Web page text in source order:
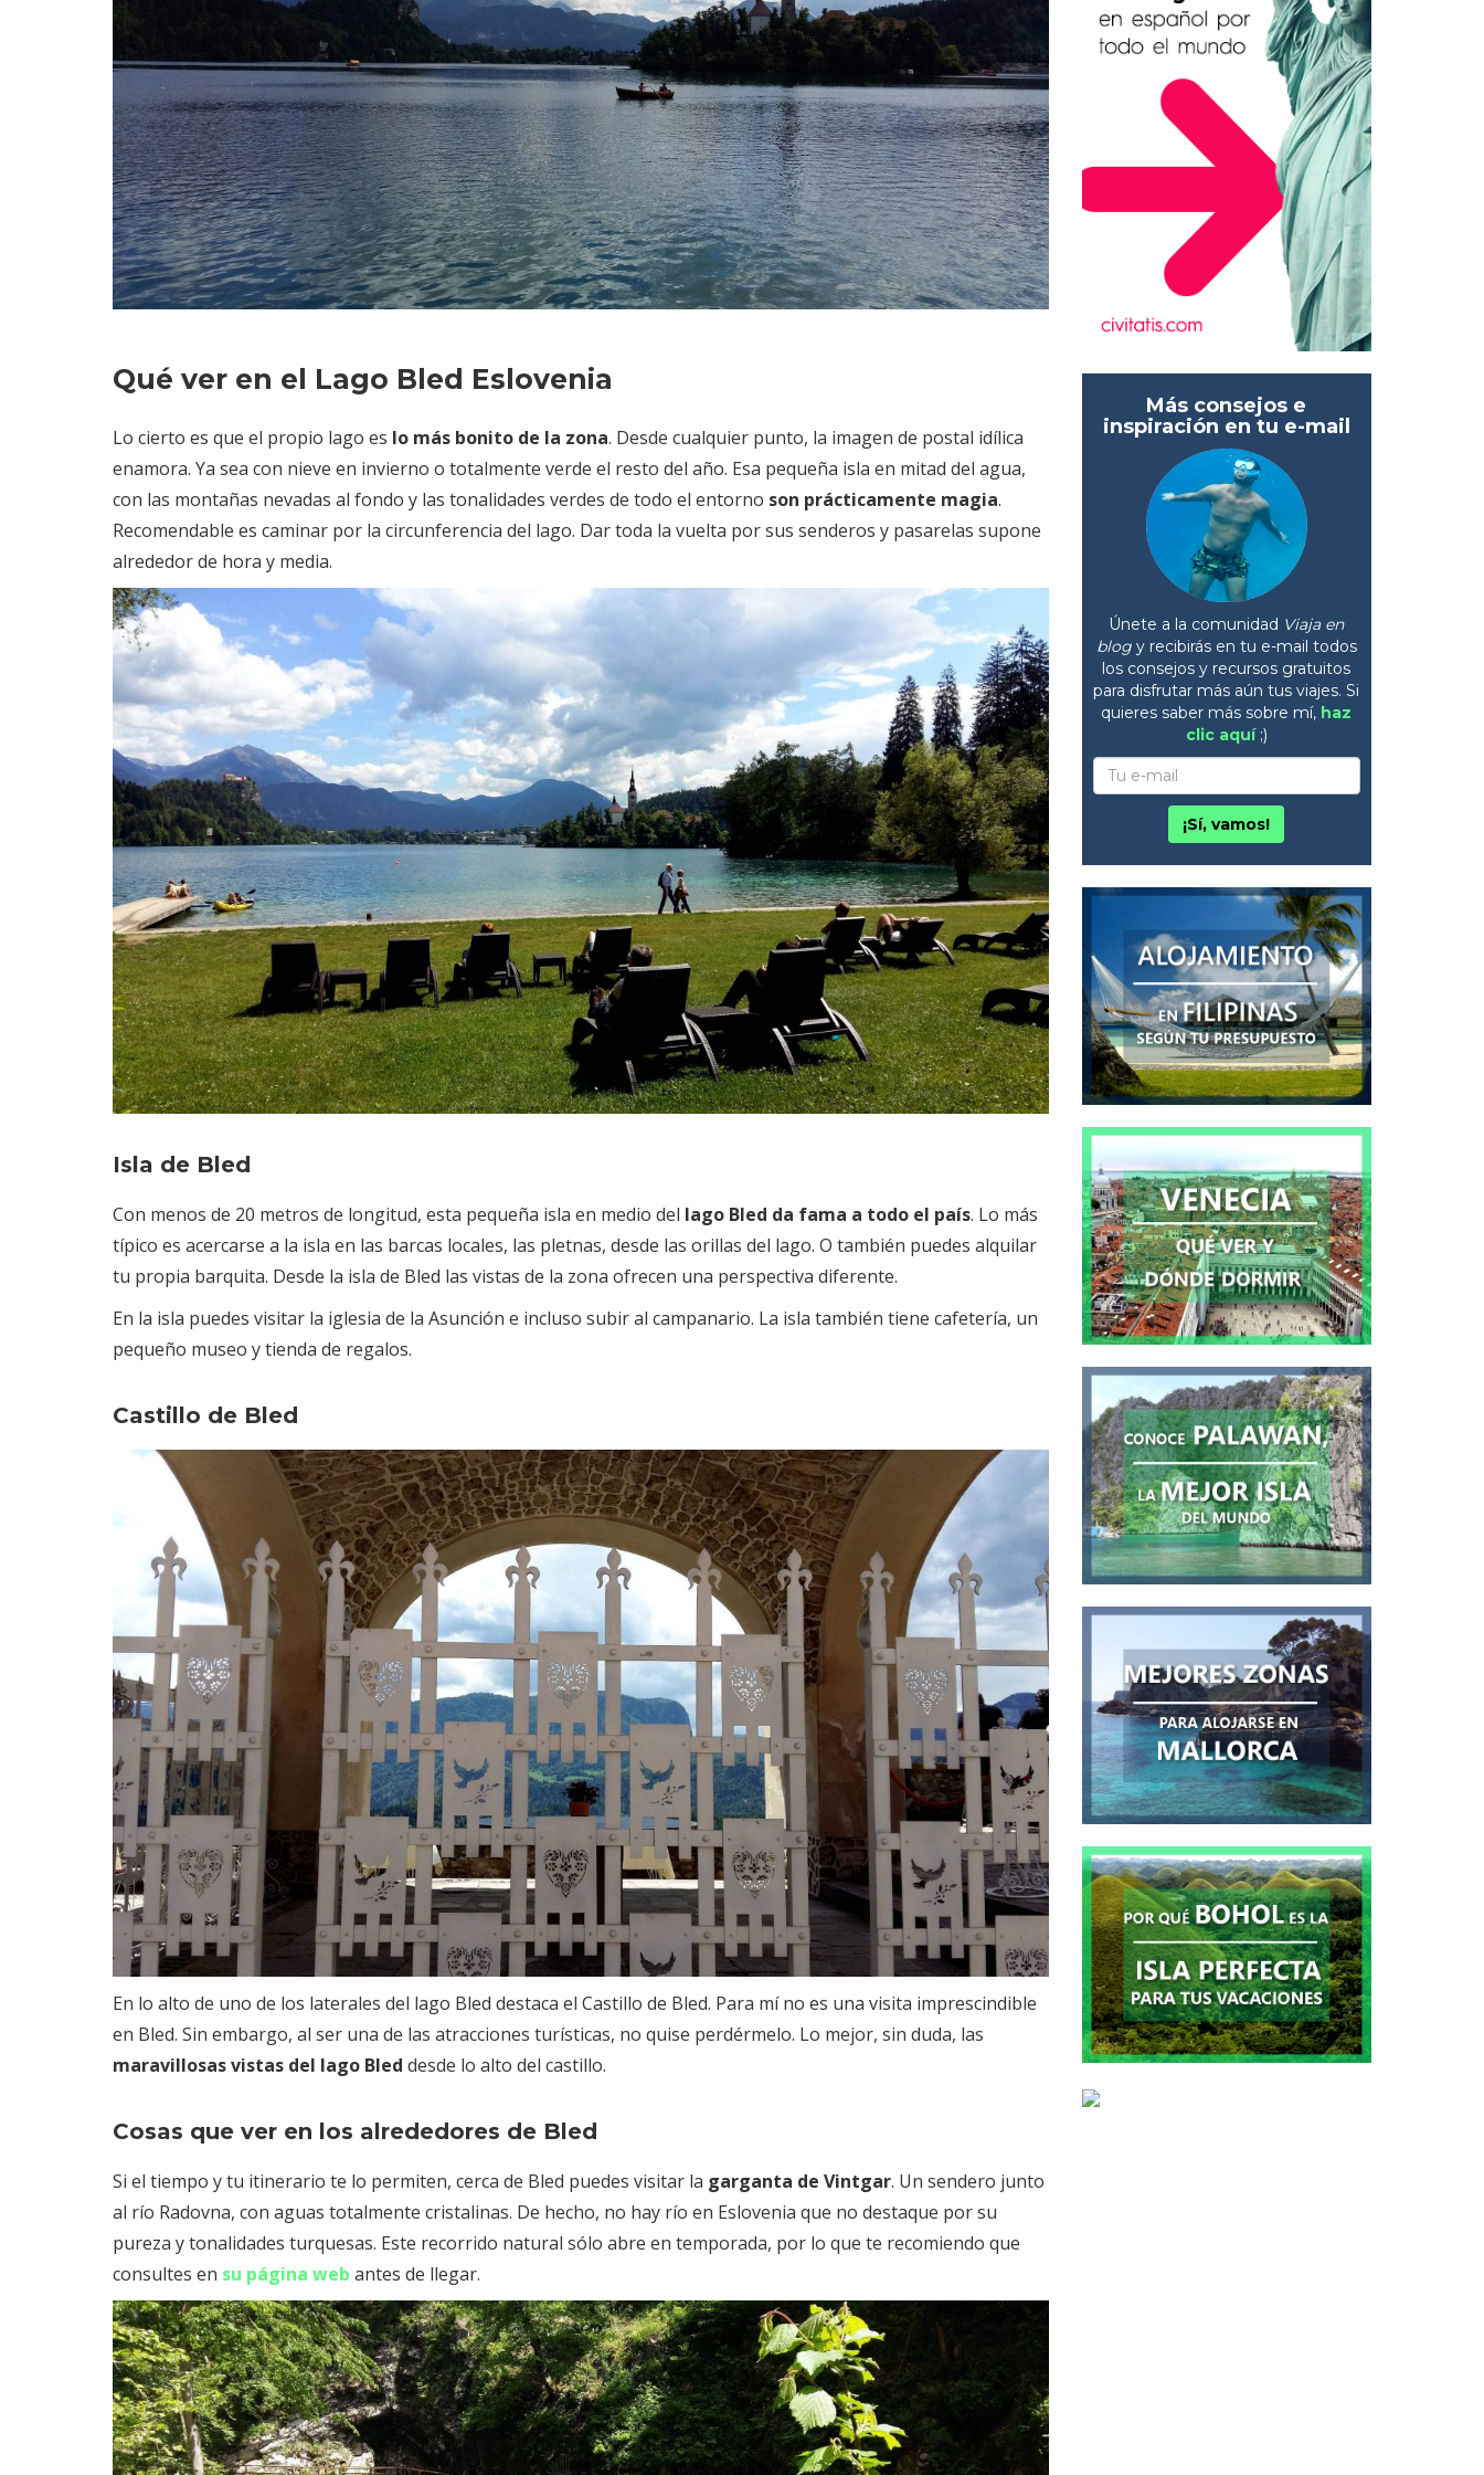
Qué ver en el Lago Bled Eslovenia
Lo cierto es que el propio lago es lo más bonito de la zona. Desde cualquier punto, la imagen de postal idílica
enamora. Ya sea con nieve en invierno o totalmente verde el resto del año. Esa pequeña isla en mitad del agua,
con las montañas nevadas al fondo y las tonalidades verdes de todo el entorno son prácticamente magia.
Recomendable es caminar por la circunferencia del lago. Dar toda la vuelta por sus senderos y pasarelas supone
alrededor de hora y media.
Isla de Bled
Con menos de 20 metros de longitud, esta pequeña isla en medio del lago Bled da fama a todo el país. Lo más
típico es acercarse a la isla en las barcas locales, las pletnas, desde las orillas del lago. O también puedes alquilar
tu propia barquita. Desde la isla de Bled las vistas de la zona ofrecen una perspectiva diferente.
En la isla puedes visitar la iglesia de la Asunción e incluso subir al campanario. La isla también tiene cafetería, un
pequeño museo y tienda de regalos.
Castillo de Bled
En lo alto de uno de los laterales del lago Bled destaca el Castillo de Bled. Para mí no es una visita imprescindible
en Bled. Sin embargo, al ser una de las atracciones turísticas, no quise perdérmelo. Lo mejor, sin duda, las
maravillosas vistas del lago Bled desde lo alto del castillo.
Cosas que ver en los alrededores de Bled
Si el tiempo y tu itinerario te lo permiten, cerca de Bled puedes visitar la garganta de Vintgar. Un sendero junto
al río Radovna, con aguas totalmente cristalinas. De hecho, no hay río en Eslovenia que no destaque por su
pureza y tonalidades turquesas. Este recorrido natural sólo abre en temporada, por lo que te recomiendo que
consultes en su página web antes de llegar.
Más consejos e
inspiración en tu e-mail
Únete a la comunidad Viaja en
blogy recibirás en tu e-mail todos
los consejos y recursos gratuitos
para disfrutar más aún tus viajes. Si
quieres saber más sobre mí, haz
clic aquí;)
¡Sí, vamos!